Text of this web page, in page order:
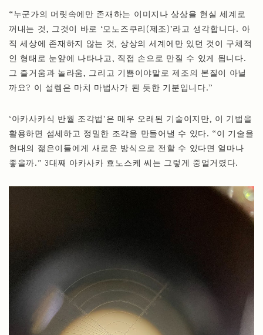
“누군가의 머릿속에만 존재하는 이미지나 상상을 현실 세계로
꺼내는 것, 그것이 바로 ‘모노즈쿠리(제조)’라고 생각합니다. 아
직 세상에 존재하지 않는 것, 상상의 세계에만 있던 것이 구체적
인 형태로 눈앞에 나타나고, 직접 손으로 만질 수 있게 됩니다.
그 즐거움과 놀라움, 그리고 기쁨이야말로 제조의 본질이 아닐
까요? 이 설렘은 마치 마법사가 된 듯한 기분입니다.”
‘아카사카식 반월 조각법’은 매우 오래된 기술이지만, 이 기법을
활용하면 섬세하고 정밀한 조각을 만들어낼 수 있다. “이 기술을
현대의 젊은이들에게 새로운 방식으로 전할 수 있다면 얼마나
좋을까.” 3대째 아카사카 효노스케 씨는 그렇게 중얼거렸다.